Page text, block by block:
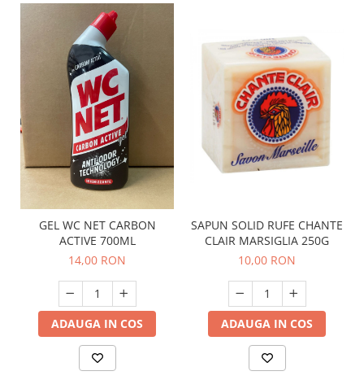
GEL WC NET CARBON
ACTIVE 700ML
14,00 RON
ADAUGA IN COS
SAPUN SOLID RUFE CHANTE
CLAIR MARSIGLIA 250G
10,00 RON
ADAUGA IN COS